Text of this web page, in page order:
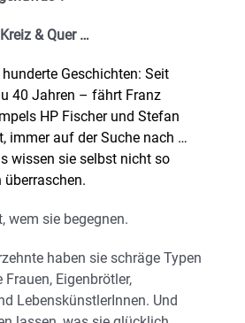
& Quer …
hunderte Geschichten: Seit
40 Jahren – fährt Franz
HP Fischer und Stefan
immer auf der Suche nach …
wissen sie selbst nicht so
überraschen.
wem sie begegnen.
haben sie schräge Typen
Eigenbrötler,
LebenskünstlerInnen. Und